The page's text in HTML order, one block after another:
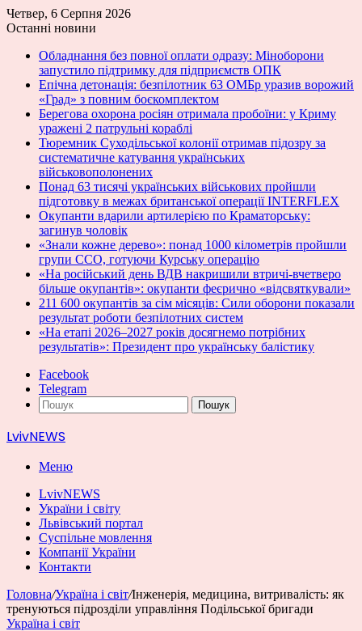
Четвер, 6 Серпня 2026
Останні новини
Обладнання без повної оплати одразу: Міноборони
запустило підтримку для підприємств ОПК
Епічна детонація: безпілотник 63 ОМБр уразив ворожий
«Град» з повним боєкомплектом
Берегова охорона росіян отримала пробоїни: у Криму
уражені 2 патрульні кораблі
Тюремник Суходільської колонії отримав підозру за
систематичне катування українських
військовополонених
Понад 63 тисячі українських військових пройшли
підготовку в межах британської операції INTERFLEX
Окупанти вдарили артилерією по Краматорську:
загинув чоловік
«Знали кожне дерево»: понад 1000 кілометрів пройшли
групи ССО, готуючи Курську операцію
«На російський день ВДВ накришили втричі-вчетверо
більше окупантів»: окупанти феєрично «відсвяткували»
211 600 окупантів за сім місяців: Сили оборони показали
результат роботи безпілотних систем
«На етапі 2026–2027 років досягнемо потрібних
результатів»: Президент про українську балістику
Facebook
Telegram
Пошук
LvivNEWS
Меню
LvivNEWS
України і світу
Львівський портал
Суспільне мовлення
Компанії України
Контакти
Головна/Україна і світ/Інженерія, медицина, витривалість: як
тренуються підрозділи управління Подільської бригади
Україна і світ